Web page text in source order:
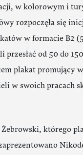
w kolorowym i
rozpoczęła się
w formacie B2
od 50 do
plakat promujący
w swoich pracach
którego